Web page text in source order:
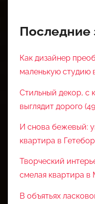
Последние
Как дизайнер
маленькую студию
Стильный декор, с
выглядит дорого
И снова бежевый:
квартира в
Творческий
смелая квартира в
В объятьях